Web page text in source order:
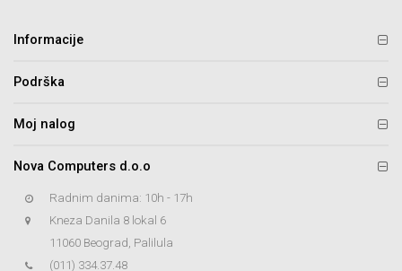
Informacije
Podrška
Moj nalog
Nova Computers d.o.o
Radnim danima: 10h - 17h
Kneza Danila 8 lokal 6
11060 Beograd, Palilula
(011) 334.37.48